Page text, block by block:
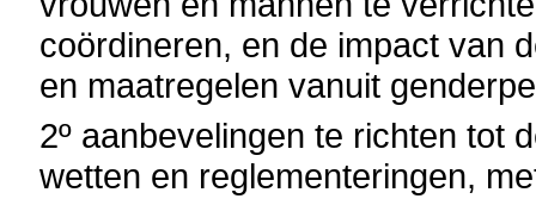
coördineren, en de impact van
en maatregelen vanuit
2º aanbevelingen te richten tot
wetten en reglementeringen,